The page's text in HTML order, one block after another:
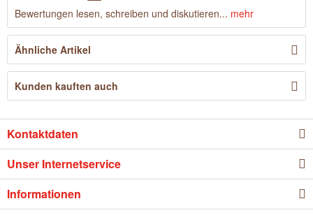
Bewertungen lesen, schreiben und diskutieren... mehr
Ähnliche Artikel
Kunden kauften auch
Kontaktdaten
Unser Internetservice
Informationen